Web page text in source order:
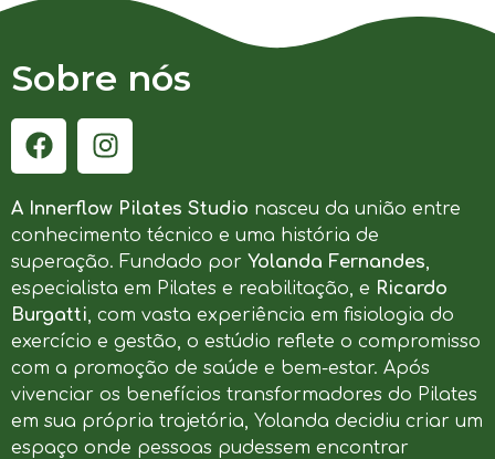
Sobre nós
A Innerflow Pilates Studio nasceu da união entre
conhecimento técnico e uma história de
superação. Fundado por Yolanda Fernandes,
especialista em Pilates e reabilitação, e Ricardo
Burgatti, com vasta experiência em fisiologia do
exercício e gestão, o estúdio reflete o compromisso
com a promoção de saúde e bem-estar. Após
vivenciar os benefícios transformadores do Pilates
em sua própria trajetória, Yolanda decidiu criar um
espaço onde pessoas pudessem encontrar